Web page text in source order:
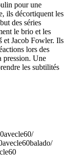
pour une
ils décortiquent les
des séries
le brio et les
et Jacob Fowler. Ils
lors des
pression. Une
les subtilités